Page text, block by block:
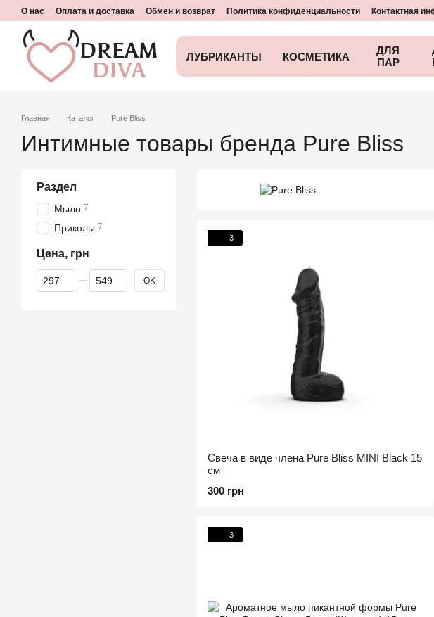
Перейти к основному контенту
О нас Оплата и доставка Обмен и возврат Политика конфиденциальности Контактная
ЛУБРИКАНТЫ КОСМЕТИКА
ДЛЯ
ПАР
Главная Каталог Pure Bliss
Интимные товары бренда Pure Bliss
3
Свеча в виде члена Pure Bliss MINI Black 15
см
300 грн
3
Раздел
Мыло 7
Приколы 7
Цена, грн
От Цена, грн
До Цена, грн OK